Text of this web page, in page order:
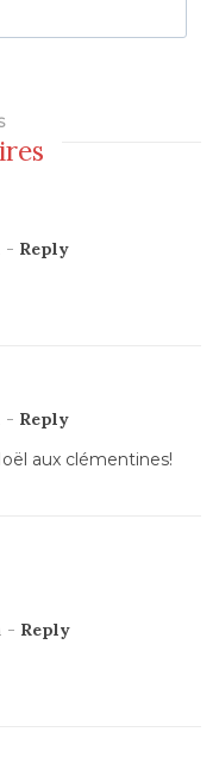
- Reply
- Reply
aux clémentines!
- Reply